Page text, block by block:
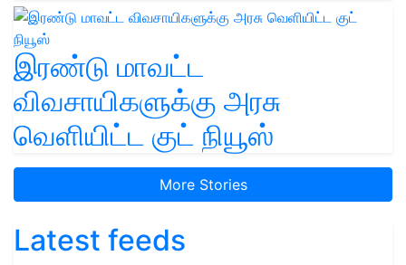
இரண்டு மாவட்ட
விவசாயிகளுக்கு அரசு
வெளியிட்ட குட் நியூஸ்
More Stories
Latest feeds